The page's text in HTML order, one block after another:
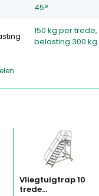
45°
150 kg per
belasting 300 kg
Vliegtuigtrap 10
trede...